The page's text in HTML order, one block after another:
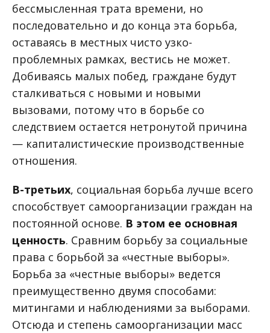
бессмысленная трата времени, но
последовательно и до конца эта борьба,
оставаясь в местных чисто узко-
проблемных рамках, вестись не может.
Добиваясь малых побед, граждане будут
сталкиваться с новыми и новыми
вызовами, потому что в борьбе со
следствием остается нетронутой причина
— капиталистические производственные
отношения.
В-третьих, социальная борьба лучше всего
способствует самоорганизации граждан на
постоянной основе. В этом ее основная
ценность. Сравним борьбу за социальные
права с борьбой за «честные выборы».
Борьба за «честные выборы» ведется
преимущественно двумя способами:
митингами и наблюдениями за выборами.
Отсюда и степень самоорганизации масс